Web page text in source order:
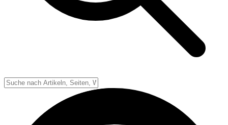
Football Regeln
Punkte & Scoring
Strafen & Fouls